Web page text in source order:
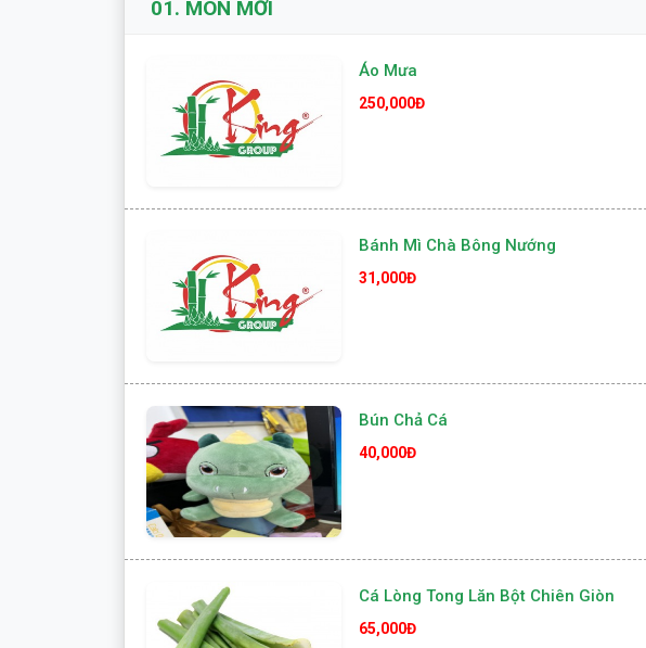
01. MÓN MỚI
Áo Mưa
250,000Đ
Bánh Mì Chà Bông Nướng
31,000Đ
Bún Chả Cá
40,000Đ
Cá Lòng Tong Lăn Bột Chiên Giòn
65,000Đ